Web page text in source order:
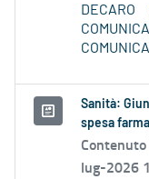
DECARO
Sanità:
spesa
lug-2026